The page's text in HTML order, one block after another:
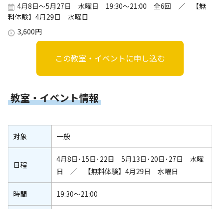
各教室・イベントページの問い合わせ先までお願いいたします。
4月8日～5月27日 水曜日 19:30～21:00 全6回 ／ 【無
料体験】4月29日 水曜日
3,600円
この教室・イベントに申し込む
教室・イベント情報
対象 一般
日程
4月8日･15日･22日 5月13日･20日･27日 水曜
日 ／ 【無料体験】4月29日 水曜日
時間 19:30～21:00